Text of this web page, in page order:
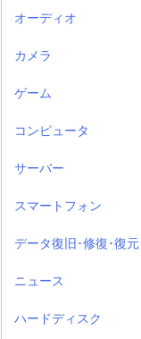
オーディオ
カメラ
ゲーム
コンピュータ
サーバー
スマートフォン
データ復旧･修復･復元
ニュース
ハードディスク